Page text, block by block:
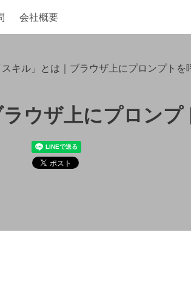
会社概要
キル」とは｜ブラウザ上にプロンプトを
ウザ上にプロンプ